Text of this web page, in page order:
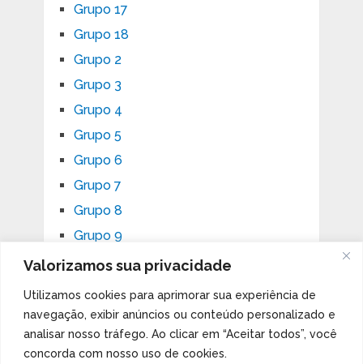
Valorizamos sua privacidade
Utilizamos cookies para aprimorar sua experiência de
navegação, exibir anúncios ou conteúdo personalizado e
analisar nosso tráfego. Ao clicar em “Aceitar todos”, você
concorda com nosso uso de cookies.
Grupo 17
Grupo 18
Grupo 2
Grupo 3
Grupo 4
Grupo 5
Grupo 6
Grupo 7
Grupo 8
Grupo 9
ASSUNTOS
Aplicações e ocorrências